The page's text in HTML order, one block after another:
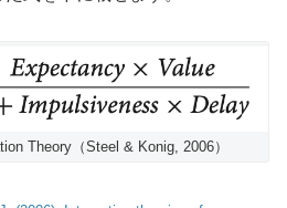
Theory（Steel & Konig, 2006）